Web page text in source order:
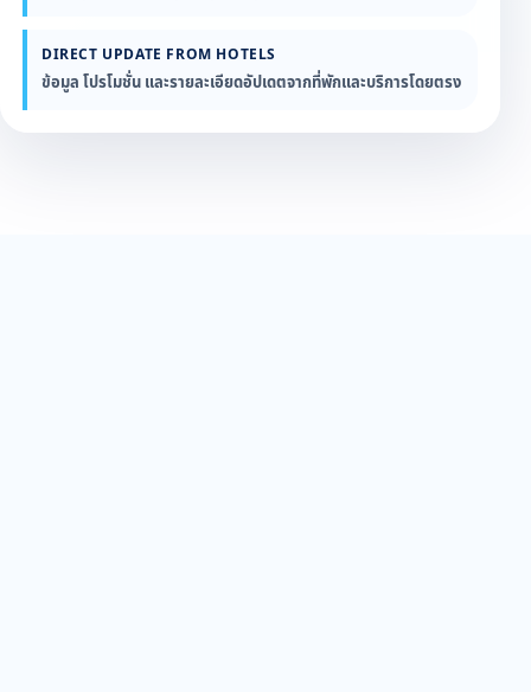
DIRECT UPDATE FROM HOTELS
ข้อมูล โปรโมชั่น และรายละเอียดอัปเดตจากที่พักและบริการโดยตรง